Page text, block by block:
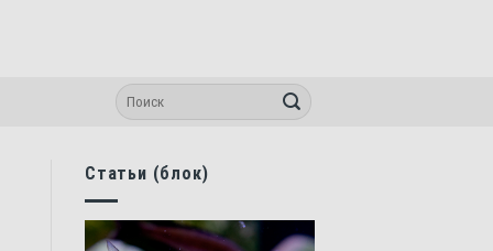
Статьи (блок)